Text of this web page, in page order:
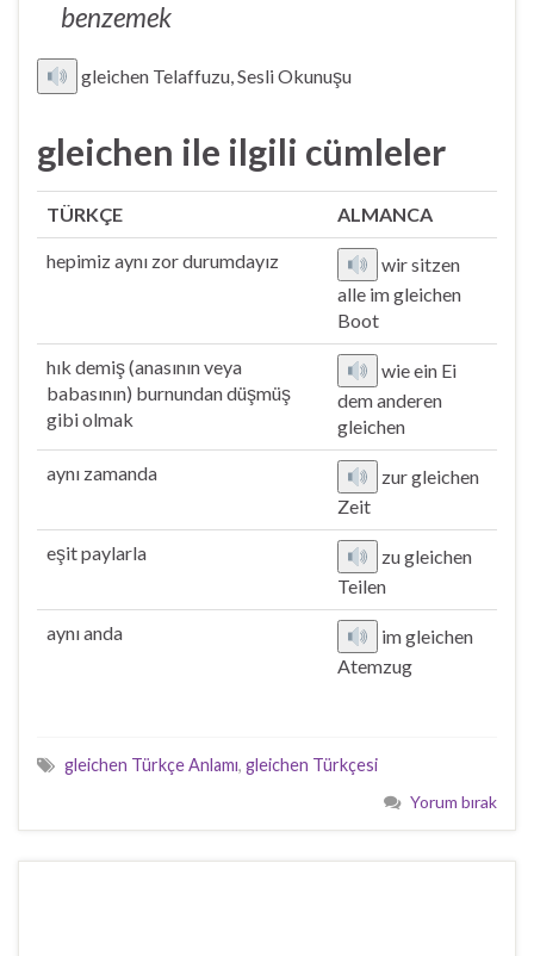
benzemek
gleichen Telaffuzu, Sesli Okunuşu
gleichen ile ilgili cümleler
TÜRKÇE ALMANCA
hepimiz aynı zor durumdayız
wir sitzen
alle im gleichen
Boot
hık demiş (anasının veya
babasının) burnundan düşmüş
gibi olmak
wie ein Ei
dem anderen
gleichen
aynı zamanda
zur gleichen
Zeit
eşit paylarla
zu gleichen
Teilen
aynı anda
im gleichen
Atemzug
gleichen Türkçe Anlamı, gleichen Türkçesi
Yorum bırak